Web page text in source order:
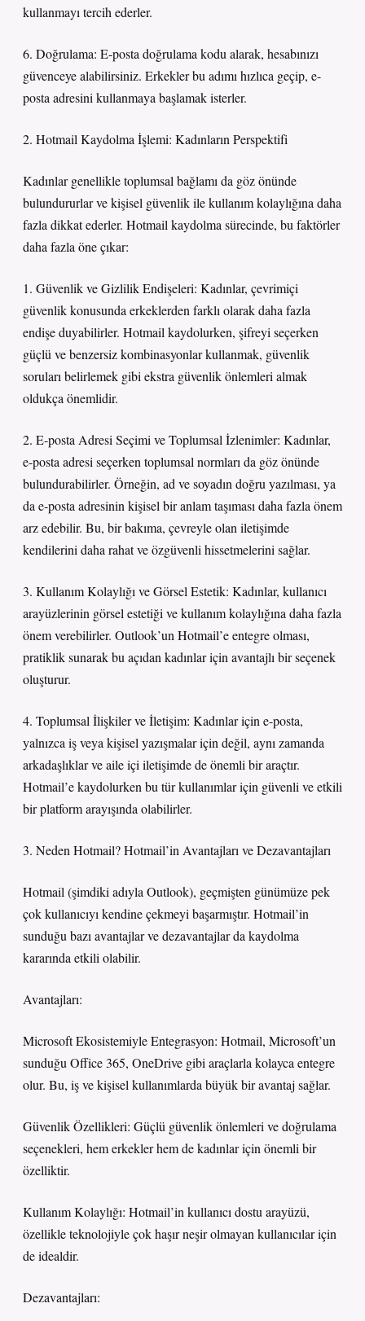
kullanmayı tercih ederler.
6. Doğrulama: E-posta doğrulama kodu alarak, hesabınızı
güvenceye alabilirsiniz. Erkekler bu adımı hızlıca geçip, e-
posta adresini kullanmaya başlamak isterler.
2. Hotmail Kaydolma İşlemi: Kadınların Perspektifi
Kadınlar genellikle toplumsal bağlamı da göz önünde
bulundururlar ve kişisel güvenlik ile kullanım kolaylığına daha
fazla dikkat ederler. Hotmail kaydolma sürecinde, bu faktörler
daha fazla öne çıkar:
1. Güvenlik ve Gizlilik Endişeleri: Kadınlar, çevrimiçi
güvenlik konusunda erkeklerden farklı olarak daha fazla
endişe duyabilirler. Hotmail kaydolurken, şifreyi seçerken
güçlü ve benzersiz kombinasyonlar kullanmak, güvenlik
soruları belirlemek gibi ekstra güvenlik önlemleri almak
oldukça önemlidir.
2. E-posta Adresi Seçimi ve Toplumsal İzlenimler: Kadınlar,
e-posta adresi seçerken toplumsal normları da göz önünde
bulundurabilirler. Örneğin, ad ve soyadın doğru yazılması, ya
da e-posta adresinin kişisel bir anlam taşıması daha fazla önem
arz edebilir. Bu, bir bakıma, çevreyle olan iletişimde
kendilerini daha rahat ve özgüvenli hissetmelerini sağlar.
3. Kullanım Kolaylığı ve Görsel Estetik: Kadınlar, kullanıcı
arayüzlerinin görsel estetiği ve kullanım kolaylığına daha fazla
önem verebilirler. Outlook’un Hotmail’e entegre olması,
pratiklik sunarak bu açıdan kadınlar için avantajlı bir seçenek
oluşturur.
4. Toplumsal İlişkiler ve İletişim: Kadınlar için e-posta,
yalnızca iş veya kişisel yazışmalar için değil, aynı zamanda
arkadaşlıklar ve aile içi iletişimde de önemli bir araçtır.
Hotmail’e kaydolurken bu tür kullanımlar için güvenli ve etkili
bir platform arayışında olabilirler.
3. Neden Hotmail? Hotmail’in Avantajları ve Dezavantajları
Hotmail (şimdiki adıyla Outlook), geçmişten günümüze pek
çok kullanıcıyı kendine çekmeyi başarmıştır. Hotmail’in
sunduğu bazı avantajlar ve dezavantajlar da kaydolma
kararında etkili olabilir.
Avantajları:
Microsoft Ekosistemiyle Entegrasyon: Hotmail, Microsoft’un
sunduğu Office 365, OneDrive gibi araçlarla kolayca entegre
olur. Bu, iş ve kişisel kullanımlarda büyük bir avantaj sağlar.
Güvenlik Özellikleri: Güçlü güvenlik önlemleri ve doğrulama
seçenekleri, hem erkekler hem de kadınlar için önemli bir
özelliktir.
Kullanım Kolaylığı: Hotmail’in kullanıcı dostu arayüzü,
özellikle teknolojiyle çok haşır neşir olmayan kullanıcılar için
de idealdir.
Dezavantajları: